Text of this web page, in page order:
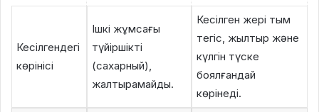
Кесілгендегі
көрінісі
Ішкі жұмсағы
түйіршікті
(сахарный),
жалтырамайды.
Кесілген жері тым
тегіс, жылтыр және
күлгін түске
боялғандай
көрінеді.